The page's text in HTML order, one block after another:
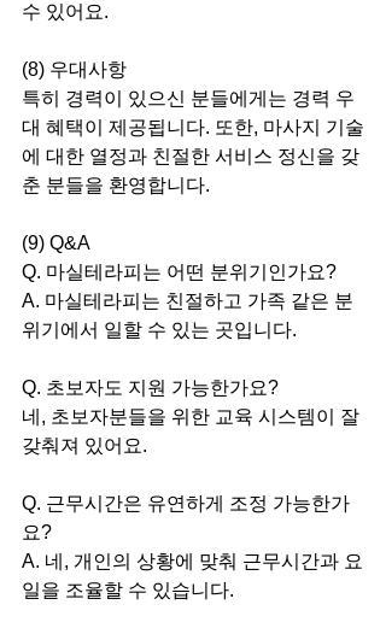
수 있어요.
(8) 우대사항
특히 경력이 있으신 분들에게는 경력 우
대 혜택이 제공됩니다. 또한, 마사지 기술
에 대한 열정과 친절한 서비스 정신을 갖
춘 분들을 환영합니다.
(9) Q&A
Q. 마실테라피는 어떤 분위기인가요?
A. 마실테라피는 친절하고 가족 같은 분
위기에서 일할 수 있는 곳입니다.
Q. 초보자도 지원 가능한가요?
네, 초보자분들을 위한 교육 시스템이 잘
갖춰져 있어요.
Q. 근무시간은 유연하게 조정 가능한가
요?
A. 네, 개인의 상황에 맞춰 근무시간과 요
일을 조율할 수 있습니다.